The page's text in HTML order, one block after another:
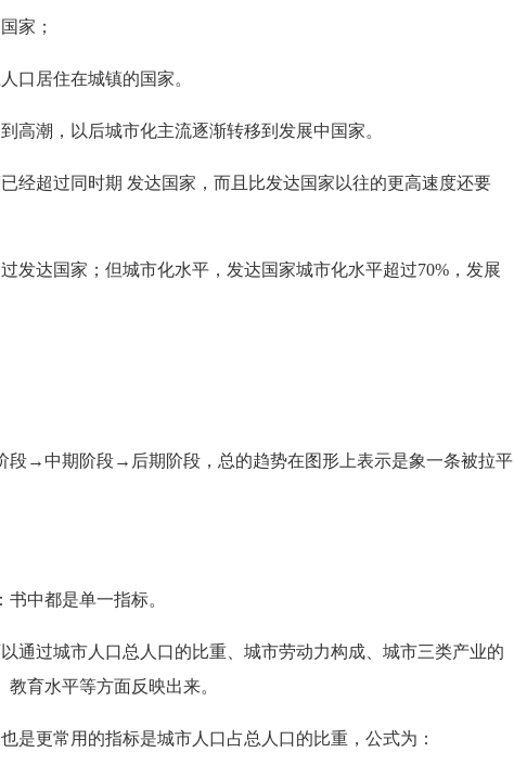
家；
居住在城镇的国家。
潮，以后城市化主流逐渐转移到发展中国家。
超过同时期 发达国家，而且比发达国家以往的更高速度还要
达国家；但城市化水平，发达国家城市化水平超过70%，发展
→中期阶段→后期阶段，总的趋势在图形上表示是象一条被拉平
中都是单一指标。
过城市人口总人口的比重、城市劳动力构成、城市三类产业的
育水平等方面反映出来。
更常用的指标是城市人口占总人口的比重，公式为：